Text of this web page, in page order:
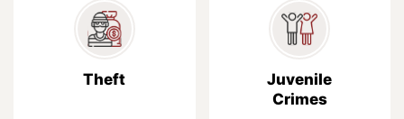
Theft
Juvenile
Crimes